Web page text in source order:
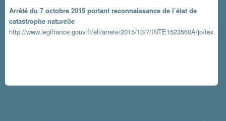
Arrêté du 7 octobre 2015 portant reconnaissance de l’état de
catastrophe naturelle
http://www.legifrance.gouv.fr/eli/arrete/2015/10/7/INTE1523560A/jo/texte